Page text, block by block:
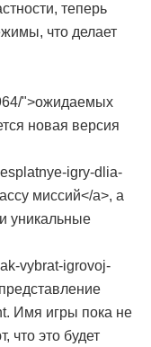
теперь
что делает
">ожидаемых
новая версия
igry-dlia-
миссий</a>, а
уникальные
vybrat-igrovoj-
Имя игры пока не
что это будет